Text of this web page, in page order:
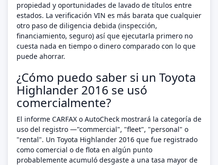
propiedad y oportunidades de lavado de títulos entre
estados. La verificación VIN es más barata que cualquier
otro paso de diligencia debida (inspección,
financiamiento, seguro) así que ejecutarla primero no
cuesta nada en tiempo o dinero comparado con lo que
puede ahorrar.
¿Cómo puedo saber si un Toyota
Highlander 2016 se usó
comercialmente?
El informe CARFAX o AutoCheck mostrará la categoría de
uso del registro —"commercial", "fleet", "personal" o
"rental". Un Toyota Highlander 2016 que fue registrado
como comercial o de flota en algún punto
probablemente acumuló desgaste a una tasa mayor de